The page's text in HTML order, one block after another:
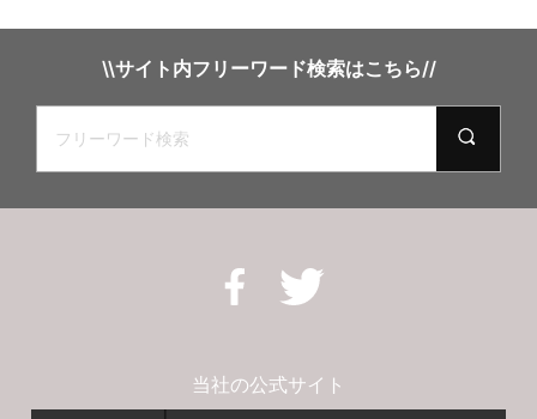
\\サイト内フリーワード検索はこちら//
当社の公式サイト